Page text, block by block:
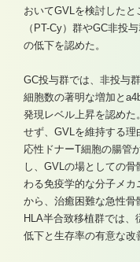
おいてGVLを検討した
（PT-Cy）群やGC非投
の低下を認めた。
GC投与群では、非投与
細胞数の著明な増加と
発現レベル上昇を認め
せず、GVLを維持する理
応性ドナーT細胞の腸管
し、GVLの場としての
わる免疫学的な分子メ
から、治癒困難な急性骨
HLA半合致移植群では
低下と生存率の有意な改